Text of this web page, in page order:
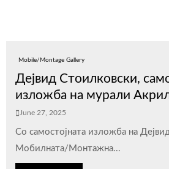
Mobile/Montage Gallery
Дејвид Стоилковски,
изложба на мурали
June 27, 2025
Со самостојната изложба на
Мобилната/Монтажна...